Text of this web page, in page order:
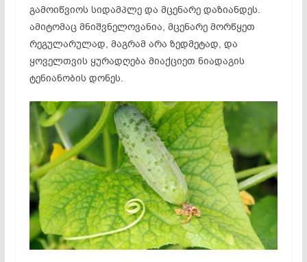
გამოიწვიოს სიდამპლე და მცენარე დაზიანდეს.
ამიტომაც მნიშვნელოვანია, მცენარე მორწყეთ
რეგულარულად, მაგრამ არა ზედმეტად, და
ყოველთვის ყურადღება მიაქციეთ ნიადაგის
ტენიანობის დონეს.